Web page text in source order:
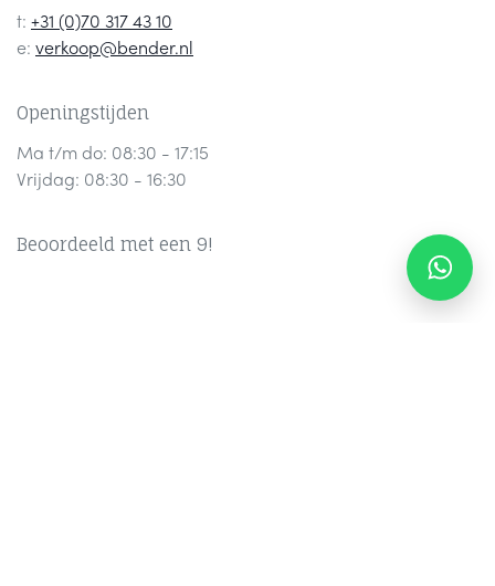
t: +31 (0)70 317 43 10
e: verkoop@bender.nl
Openingstijden
Ma t/m do: 08:30 - 17:15
Vrijdag: 08:30 - 16:30
Beoordeeld met een 9!